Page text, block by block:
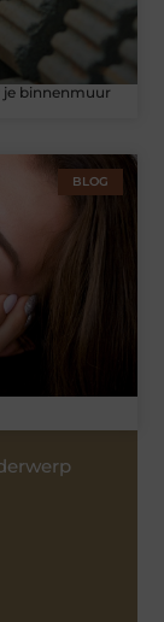
je binnenmuur
BLOG